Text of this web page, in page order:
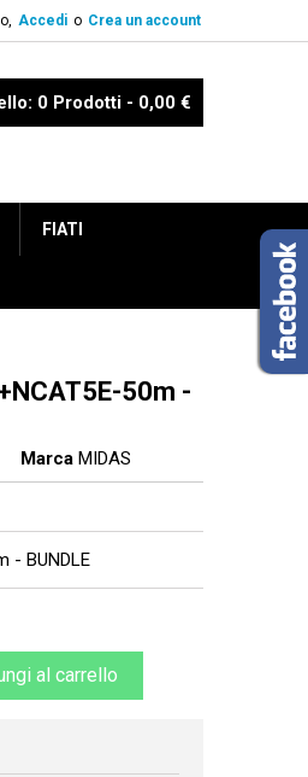
Accedi o Crea un account
0 Prodotti - 0,00 €
FIATI
50m -
Marca MIDAS
- BUNDLE
al carrello